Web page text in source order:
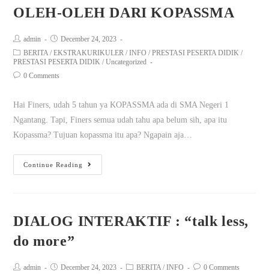
OLEH-OLEH DARI KOPASSMA
admin
December 24, 2023
BERITA / EKSTRAKURIKULER / INFO / PRESTASI PESERTA DIDIK /
PRESTASI PESERTA DIDIK / Uncategorized
0 Comments
Hai Finers, udah 5 tahun ya KOPASSMA ada di SMA Negeri 1
Ngantang. Tapi, Finers semua udah tahu apa belum sih, apa itu
Kopassma? Tujuan kopassma itu apa? Ngapain aja…
Continue Reading
DIALOG INTERAKTIF : “talk less,
do more”
admin December 24, 2023 BERITA / INFO 0 Comments